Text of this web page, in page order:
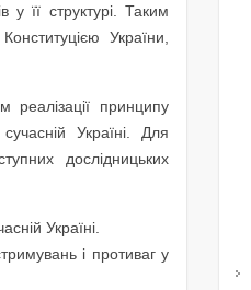
у її структурі. Таким
України,
принципу
Україні. Для
дослідницьких
Україні.
і противаг у